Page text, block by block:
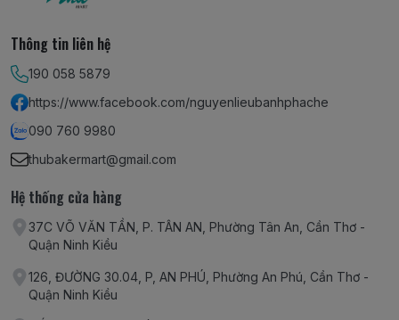
Thông tin liên hệ
190 058 5879
https://www.facebook.com/nguyenlieubanhphache
090 760 9980
thubakermart@gmail.com
Hệ thống cửa hàng
37C VÕ VĂN TẦN, P. TÂN AN, Phường Tân An, Cần Thơ -
Quận Ninh Kiều
126, ĐƯỜNG 30.04, P, AN PHÚ, Phường An Phú, Cần Thơ -
Quận Ninh Kiều